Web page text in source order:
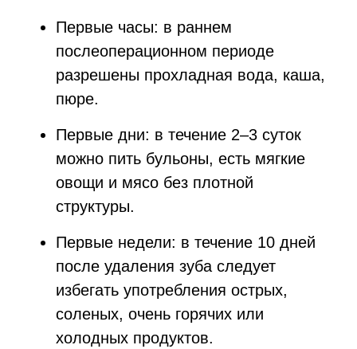
Первые часы: в раннем
послеоперационном периоде
разрешены прохладная вода, каша,
пюре.
Первые дни: в течение 2–3 суток
можно пить бульоны, есть мягкие
овощи и мясо без плотной
структуры.
Первые недели: в течение 10 дней
после удаления зуба следует
избегать употребления острых,
соленых, очень горячих или
холодных продуктов.